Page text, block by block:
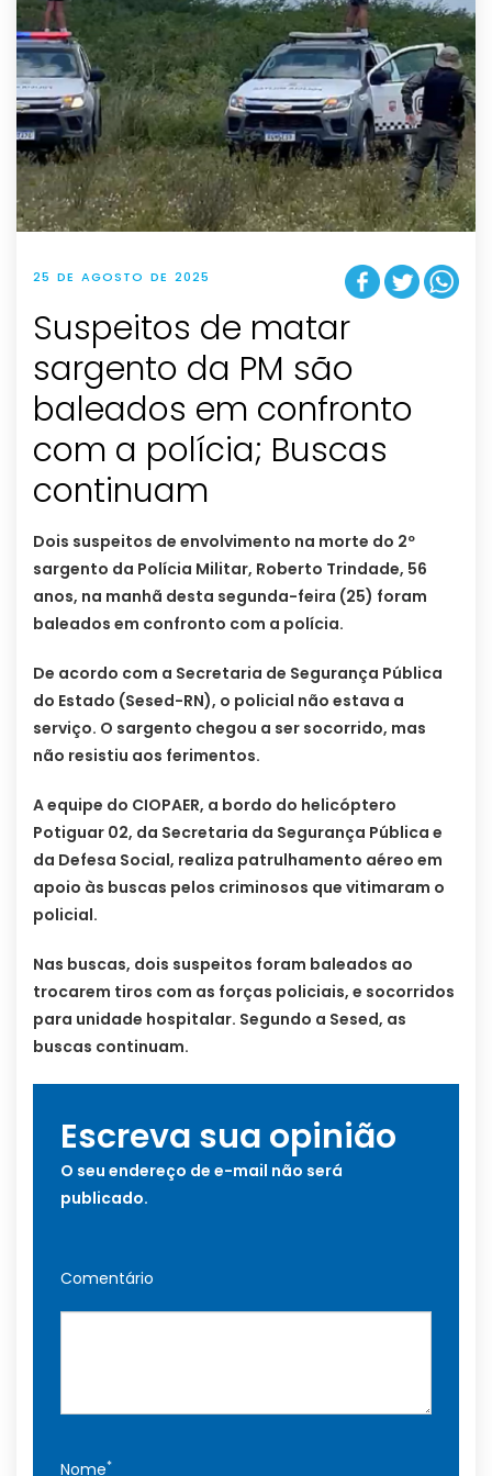
25 DE AGOSTO DE 2025
Suspeitos de matar
sargento da PM são
baleados em confronto
com a polícia; Buscas
continuam
Dois suspeitos de envolvimento na morte do 2º
sargento da Polícia Militar, Roberto Trindade, 56
anos, na manhã desta segunda-feira (25) foram
baleados em confronto com a polícia.
De acordo com a Secretaria de Segurança Pública
do Estado (Sesed-RN), o policial não estava a
serviço. O sargento chegou a ser socorrido, mas
não resistiu aos ferimentos.
A equipe do CIOPAER, a bordo do helicóptero
Potiguar 02, da Secretaria da Segurança Pública e
da Defesa Social, realiza patrulhamento aéreo em
apoio às buscas pelos criminosos que vitimaram o
policial.
Nas buscas, dois suspeitos foram baleados ao
trocarem tiros com as forças policiais, e socorridos
para unidade hospitalar. Segundo a Sesed, as
buscas continuam.
Escreva sua opinião
O seu endereço de e-mail não será
publicado.
Comentário
Nome*